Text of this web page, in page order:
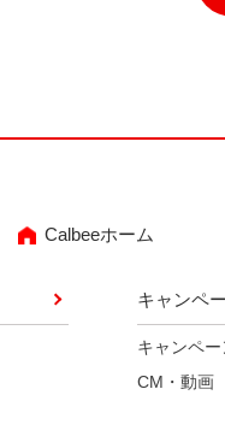
Calbeeホーム
キャンペ
キャンペ
CM・動画